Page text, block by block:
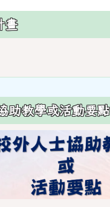
畫
\
助教學或活動要點